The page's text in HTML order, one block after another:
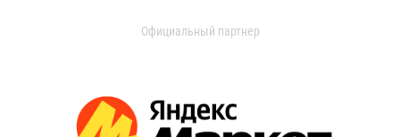
Официальный партнер